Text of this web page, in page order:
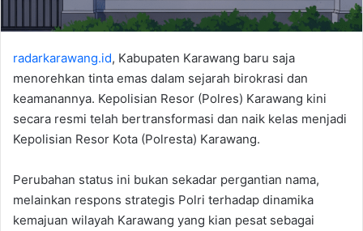
radarkarawang.id, Kabupaten Karawang baru saja
menorehkan tinta emas dalam sejarah birokrasi dan
keamanannya. Kepolisian Resor (Polres) Karawang kini
secara resmi telah bertransformasi dan naik kelas menjadi
Kepolisian Resor Kota (Polresta) Karawang.
Perubahan status ini bukan sekadar pergantian nama,
melainkan respons strategis Polri terhadap dinamika
kemajuan wilayah Karawang yang kian pesat sebagai